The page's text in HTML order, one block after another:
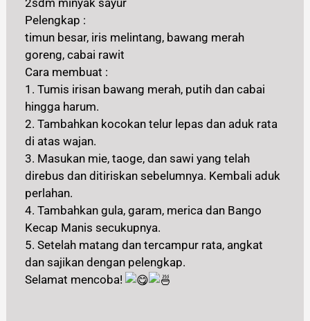
Pelengkap :
timun besar, iris melintang, bawang merah
goreng, cabai rawit
Cara membuat :
1. Tumis irisan bawang merah, putih dan cabai
hingga harum.
2. Tambahkan kocokan telur lepas dan aduk rata
di atas wajan.
3. Masukan mie, taoge, dan sawi yang telah
direbus dan ditiriskan sebelumnya. Kembali aduk
perlahan.
4. Tambahkan gula, garam, merica dan Bango
Kecap Manis secukupnya.
5. Setelah matang dan tercampur rata, angkat
dan sajikan dengan pelengkap.
Selamat mencoba!